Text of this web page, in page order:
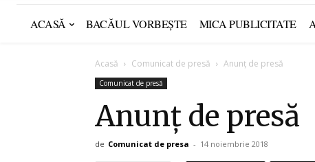
ACASĂ BACĂUL VORBEȘTE MICA PUBLICITATE
Acasă Comunicat de presă Anunț de presă
Comunicat de presă
Anunț de presă
de Comunicat de presa - 14 noiembrie 2018